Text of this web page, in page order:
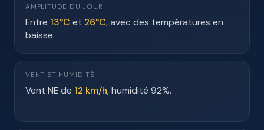
AMPLITUDE DU JOUR
Entre 13°C et 26°C, avec des températures en
baisse.
VENT ET HUMIDITÉ
Vent NE de 12 km/h, humidité 92%.